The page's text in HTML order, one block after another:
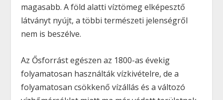
magasabb. A föld alatti víztömeg elképesztő
látványt nyújt, a többi természeti jelenségről
nem is beszélve.
Az Ősforrást egészen az 1800-as évekig
folyamatosan használták vízkivételre, de a
folyamatosan csökkenő vízállás és a változó